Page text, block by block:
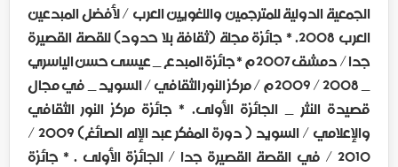
الجمعية الدولية للمترجمين واللغويين العرب / لأفضل المبدعين
العرب 2008. * جائزة مجلة (ثقافة بلا حدود) للقصة القصيرة
جدا / دمشق 2007م * جائزة المبدع _ عيسى حسن الياسري
_ 2008 / 2009م / مركز النور الثقافي / السويد _ في مجال
قصيدة النثر _ الجائزة الأولى. * جائزة مركز النور الثقافي
والإعلامي / السويد ( دورة المفكر عبد الإله الصائغ) 2009 /
2010 / في القصة القصيرة جدا / الجائزة الأولى . * جائزة